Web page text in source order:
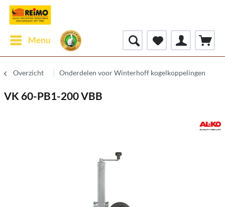
Menu
Overzicht Onderdelen voor Winterhoff kogelkoppelingen
VK 60-PB1-200 VBB